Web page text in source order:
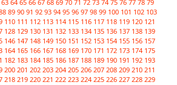
63 64 65 66 67 68 69 70 71 72 73 74 75 76 77 78 79
89 90 91 92 93 94 95 96 97 98 99 100 101 102 103
110 111 112 113 114 115 116 117 118 119 120 121
128 129 130 131 132 133 134 135 136 137 138 139
146 147 148 149 150 151 152 153 154 155 156 157
164 165 166 167 168 169 170 171 172 173 174 175
182 183 184 185 186 187 188 189 190 191 192 193
200 201 202 203 204 205 206 207 208 209 210 211
218 219 220 221 222 223 224 225 226 227 228 229